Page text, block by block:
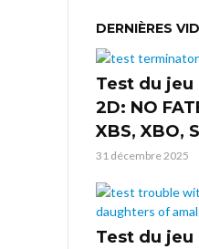
DERNIÈRES
Test du
2D: NO
XBS, XBO,
31 décembre 2025
Test du jeu